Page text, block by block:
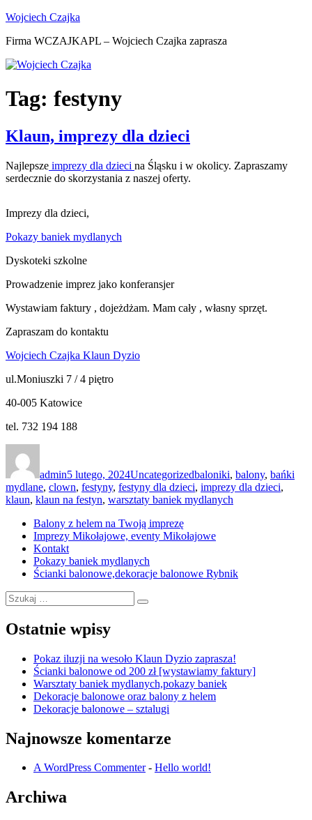
Przejdź
treści
Wojciech Czajka
Firma WCZAJKAPL – Wojciech Czajka zaprasza
Tag: festyny
Klaun, imprezy dla dzieci
Najlepsze imprezy dla dzieci na Śląsku i w okolicy. Zapraszamy
serdecznie do skorzystania z naszej oferty.
Imprezy dla dzieci,
Pokazy baniek mydlanych
Dyskoteki szkolne
Prowadzenie imprez jako konferansjer
Wystawiam faktury , dojeżdżam. Mam cały , własny sprzęt.
Zapraszam do kontaktu
Wojciech Czajka Klaun Dyzio
ul.Moniuszki 7 / 4 piętro
40-005 Katowice
tel. 732 194 188
admin5 lutego, 2024Uncategorizedbaloniki, balony, bańki
mydlane, clown, festyny, festyny dla dzieci, imprezy dla dzieci,
klaun, klaun na festyn, warsztaty baniek mydlanych
Balony z helem na Twoją imprezę
Imprezy Mikołajowe, eventy Mikołajowe
Kontakt
Pokazy baniek mydlanych
Ścianki balonowe,dekoracje balonowe Rybnik
Szukaj:
Szukaj
Ostatnie wpisy
Pokaz iluzji na wesoło Klaun Dyzio zaprasza!
Ścianki balonowe od 200 zł [wystawiamy faktury]
Warsztaty baniek mydlanych,pokazy baniek
Dekoracje balonowe oraz balony z helem
Dekoracje balonowe – sztalugi
Najnowsze komentarze
A WordPress Commenter- Hello world!
Archiwa